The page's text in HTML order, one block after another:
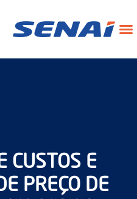
CUSTOS E
PREÇO DE